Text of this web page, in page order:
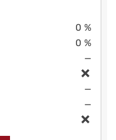
0 %
0 %
—
—
—